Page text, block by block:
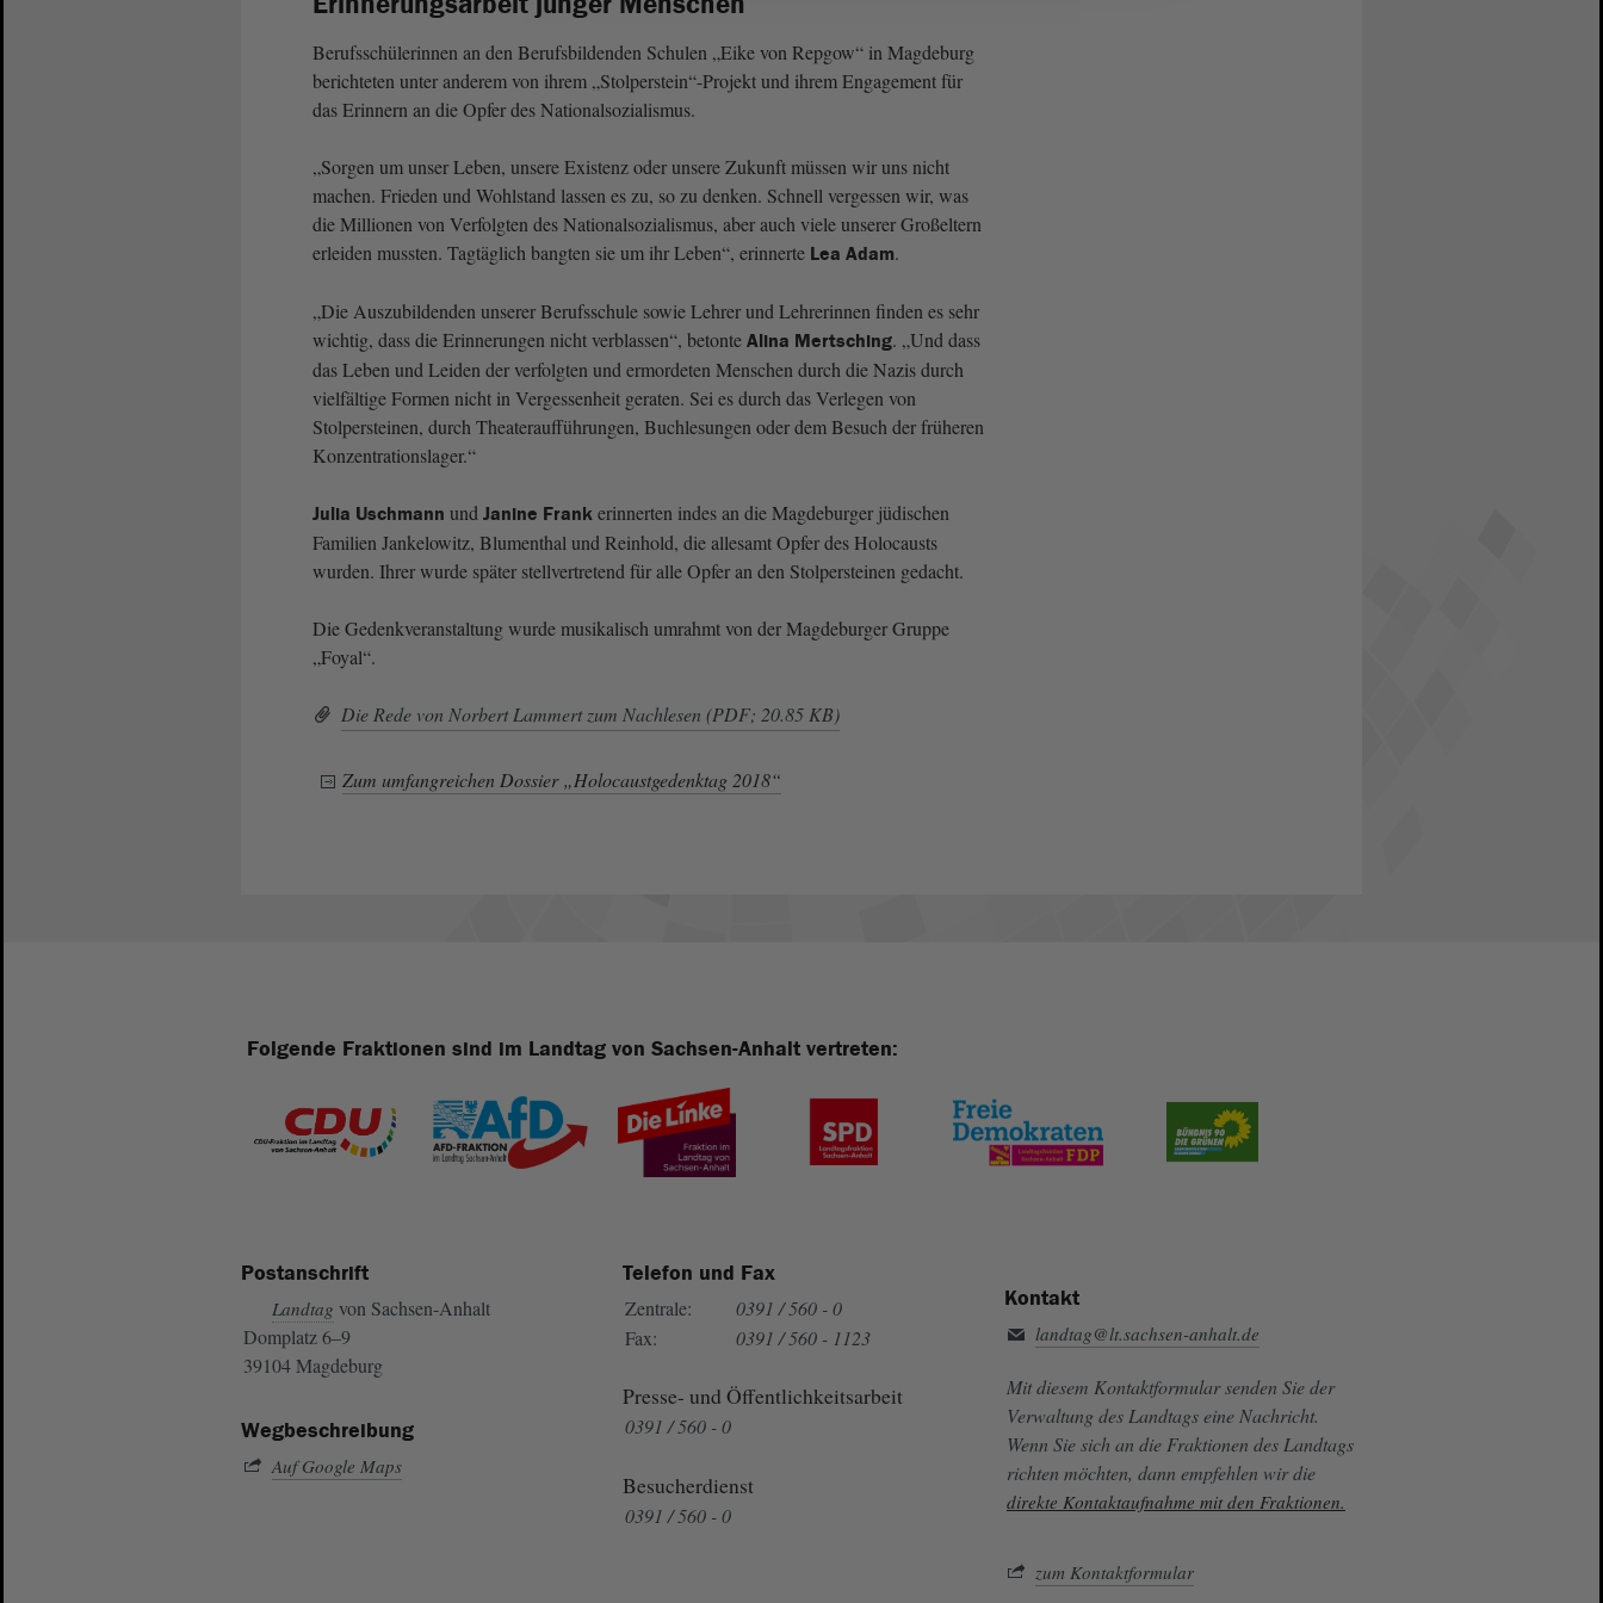
Berufsschülerinnen an den Berufsbildenden Schulen „Eike von Repgow“ in Magdeburg
berichteten unter anderem von ihrem „Stolperstein“-Projekt und ihrem Engagement für
das Erinnern an die Opfer des Nationalsozialismus.
„Sorgen um unser Leben, unsere Existenz oder unsere Zukunft müssen wir uns nicht
machen. Frieden und Wohlstand lassen es zu, so zu denken. Schnell vergessen wir, was
die Millionen von Verfolgten des Nationalsozialismus, aber auch viele unserer Großeltern
erleiden mussten. Tagtäglich bangten sie um ihr Leben“, erinnerte Lea Adam.
„Die Auszubildenden unserer Berufsschule sowie Lehrer und Lehrerinnen finden es sehr
wichtig, dass die Erinnerungen nicht verblassen“, betonte Alina Mertsching. „Und dass
das Leben und Leiden der verfolgten und ermordeten Menschen durch die Nazis durch
vielfältige Formen nicht in Vergessenheit geraten. Sei es durch das Verlegen von
Stolpersteinen, durch Theateraufführungen, Buchlesungen oder dem Besuch der früheren
Konzentrationslager.“
Julia Uschmann und Janine Frank erinnerten indes an die Magdeburger jüdischen
Familien Jankelowitz, Blumenthal und Reinhold, die allesamt Opfer des Holocausts
wurden. Ihrer wurde später stellvertretend für alle Opfer an den Stolpersteinen gedacht.
Die Gedenkveranstaltung wurde musikalisch umrahmt von der Magdeburger Gruppe
„Foyal“.
Die Rede von Norbert Lammert zum Nachlesen (PDF; 20.85 KB)
Zum umfangreichen Dossier „Holocaustgedenktag 2018“
Folgende Fraktionen sind im Landtag von Sachsen-Anhalt vertreten:
Postanschrift
Landtag von Sachsen-Anhalt
Domplatz 6–9
39104 Magdeburg
Wegbeschreibung
Auf Google Maps
Telefon und Fax
Zentrale:
0391 / 560 - 0
Fax:
0391 / 560 - 1123
Presse- und Öffentlichkeitsarbeit
0391 / 560 - 0
Besucherdienst
0391 / 560 - 0
Kontakt
landtag@lt.sachsen-anhalt.de
Mit diesem Kontaktformular senden Sie der
Verwaltung des Landtags eine Nachricht.
Wenn Sie sich an die Fraktionen des Landtags
richten möchten, dann empfehlen wir die
direkte Kontaktaufnahme mit den Fraktionen.
zum Kontaktformular